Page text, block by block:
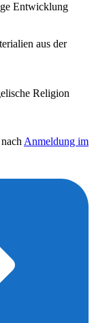
Entwicklung
aus der
Religion
Anmeldung im